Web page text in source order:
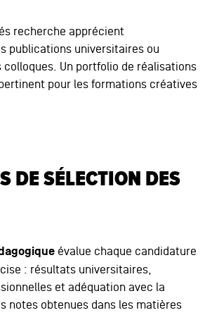
recherche apprécient
publications universitaires ou
Un portfolio de réalisations
pour les formations créatives
DE SÉLECTION DES
évalue chaque candidature
: résultats universitaires,
et adéquation avec la
notes obtenues dans les matières